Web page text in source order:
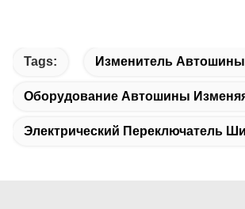
Tags: Изменитель Автошины
Оборудование Автошины
Электрический Переключатель